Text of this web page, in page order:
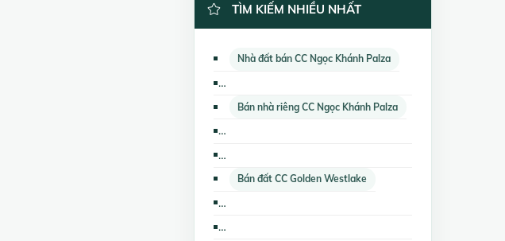
TÌM KIẾM NHIỀU NHẤT
Nhà đất bán CC Ngọc Khánh Palza
Bán nhà riêng CC Ngọc Khánh Palza
Bán đất CC Golden Westlake